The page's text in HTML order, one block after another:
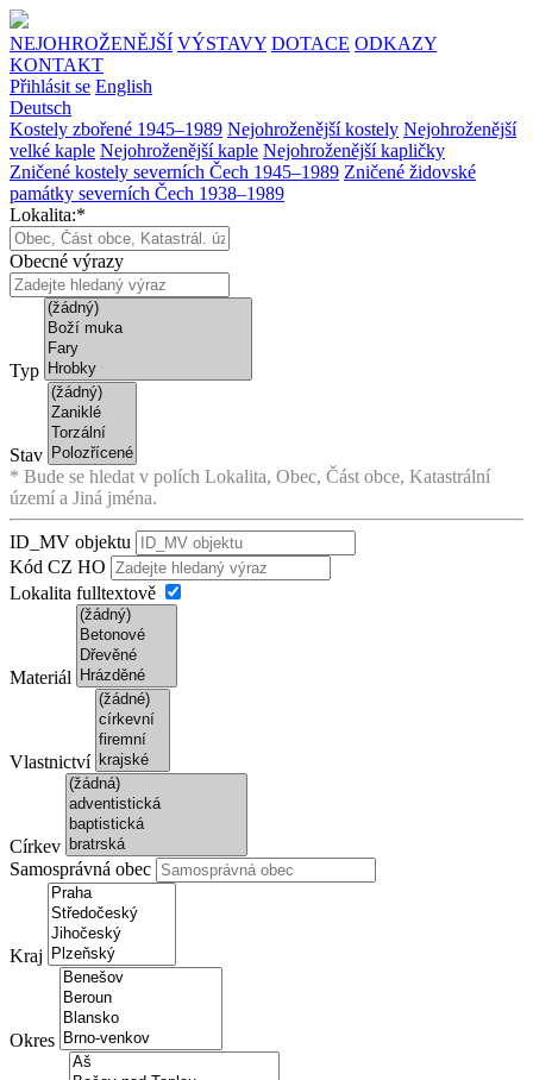
NEJOHROŽENĚJŠÍ VÝSTAVY DOTACE ODKAZY
KONTAKT
Přihlásit se English
Deutsch
Kostely zbořené 1945–1989 Nejohroženější kostely Nejohroženější
velké kaple Nejohroženější kaple Nejohroženější kapličky
Zničené kostely severních Čech 1945–1989 Zničené židovské
památky severních Čech 1938–1989
Lokalita:*
Obecné výrazy
Typ
Stav
* Bude se hledat v polích Lokalita, Obec, Část obce, Katastrální
území a Jiná jména.
ID_MV objektu
Kód CZ HO
Lokalita fulltextově
Materiál
Vlastnictví
Církev
Samosprávná obec
Kraj
Okres